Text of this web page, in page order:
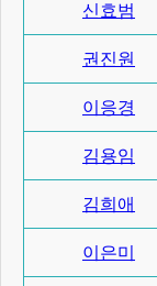
신효범
권진원
이응경
김용임
김희애
이은미